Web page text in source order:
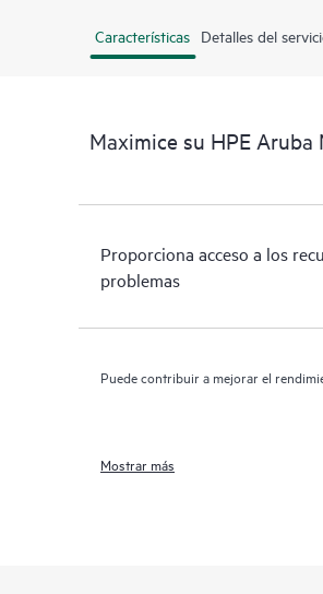
Características Detalles del
Maximice su HPE Aruba
Proporciona acceso a los
problemas
Puede contribuir a mejorar el
Mostrar más